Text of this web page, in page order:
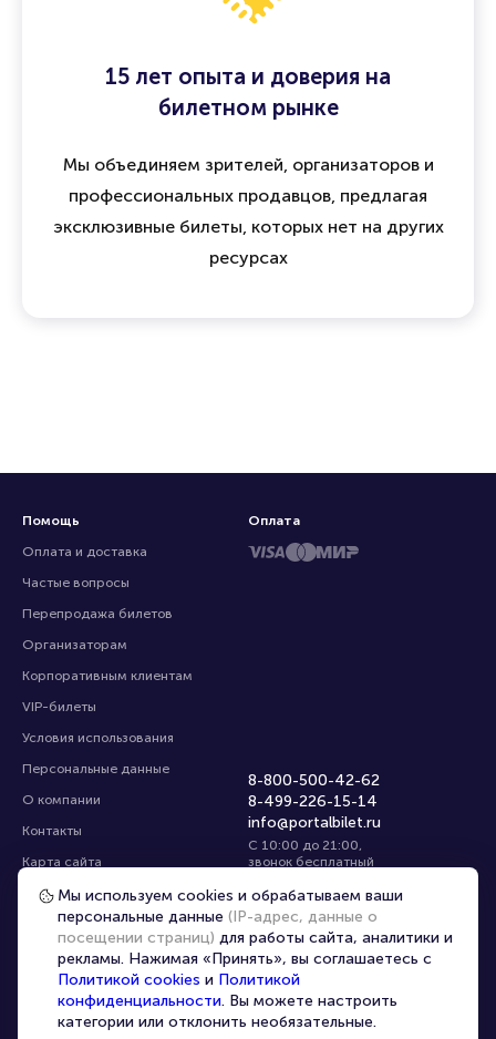
15 лет опыта и доверия на
билетном рынке
Мы объединяем зрителей, организаторов и
профессиональных продавцов, предлагая
эксклюзивные билеты, которых нет на других
ресурсах
Помощь
Оплата и доставка
Частые вопросы
Перепродажа билетов
Организаторам
Корпоративным клиентам
VIP-билеты
Условия использования
Персональные данные
О компании
Контакты
Карта сайта
Управление cookies
8-800-500-42-62
8-499-226-15-14
info@portalbilet.ru
С 10:00 до 21:00,
звонок бесплатный
Все площадки
Оплата
Главная | Воронеж
Мы используем cookies и обрабатываем ваши
персональные данные (IP-адрес, данные о
посещении страниц) для работы сайта, аналитики и
рекламы. Нажимая «Принять», вы соглашаетесь с
Политикой cookies и Политикой
конфиденциальности. Вы можете настроить
категории или отклонить необязательные.